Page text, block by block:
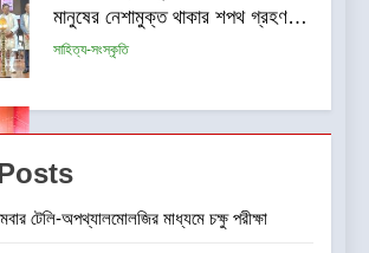
Cover’—প্লাইউডের ওপর ভারতের
প্রথম পূর্ণাঙ্গ ওয়ারেন্টি যা আসবাবপত্র
বাণিজ্য ও শেয়ারবাজার
শোরুমের শুভ উদ্বোধন করল বি. সরকার
টেলি-অপথ্যালমোলজির মাধ্যমে চক্ষু পরীক্ষা